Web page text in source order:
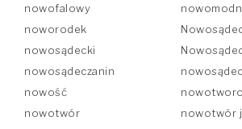
nowofalowy
noworodek
nowosądecki
nowosądeczanin
nowość
nowotwór
nowotwór